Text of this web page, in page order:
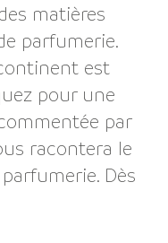
matières
parfumerie.
est
pour une
par
racontera le
Dès